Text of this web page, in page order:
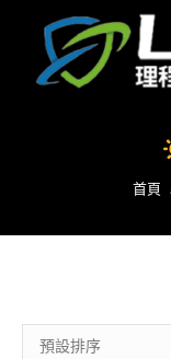
您
首頁